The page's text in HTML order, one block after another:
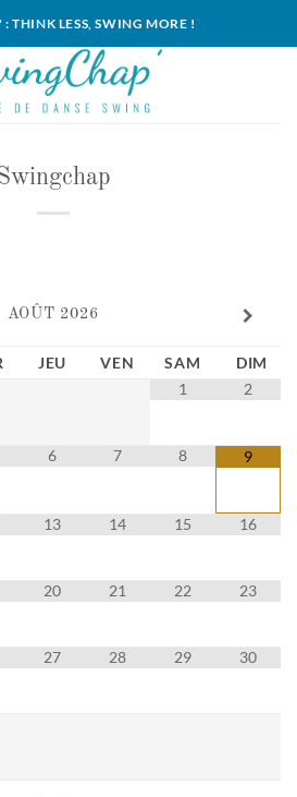
THINK LESS, SWING MORE !
AOÛT 2026
JEU VEN SAM
DIM
1
2
6 7 8 9
13 14 15 16
20 21 22 23
27 28 29 30